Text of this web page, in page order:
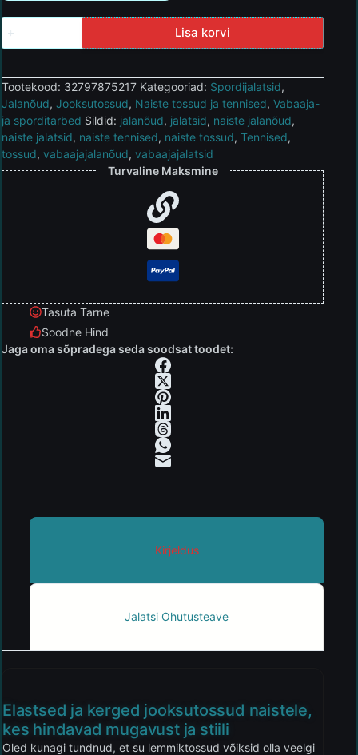
Lisa korvi
Tootekood: 32797875217 Kategooriad: Spordijalatsid,
Jalanõud, Jooksutossud, Naiste tossud ja tennised, Vabaaja-
ja sporditarbed Sildid: jalanõud, jalatsid, naiste jalanõud,
naiste jalatsid, naiste tennised, naiste tossud, Tennised,
tossud, vabaajajalanõud, vabaajajalatsid
Turvaline Maksmine
Tasuta Tarne
Soodne Hind
Jaga oma sõpradega seda soodsat toodet:
Kirjeldus
Jalatsi Ohutusteave
Elastsed ja kerged jooksutossud naistele,
kes hindavad mugavust ja stiili
Oled kunagi tundnud, et su lemmiktossud võiksid olla veelgi